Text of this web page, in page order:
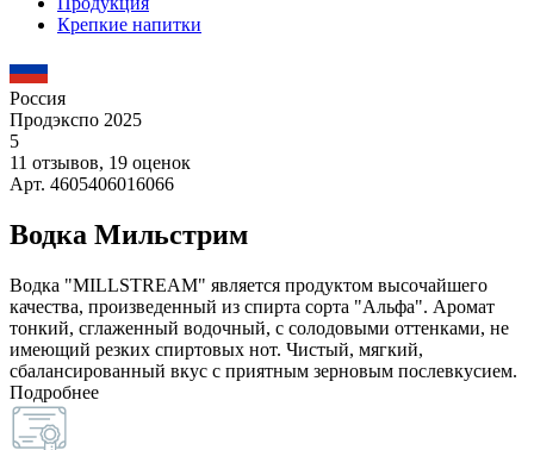
Крепкие напитки
Россия
Продэкспо 2025
5
11 отзывов, 19 оценок
Арт. 4605406016066
Водка Мильстрим
Водка "MILLSTREAM" является продуктом высочайшего
качества, произведенный из спирта сорта "Альфа". Аромат
тонкий, сглаженный водочный, с солодовыми оттенками, не
имеющий резких спиртовых нот. Чистый, мягкий,
сбалансированный вкус с приятным зерновым послевкусием.
Подробнее